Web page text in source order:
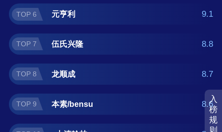
入
榜
规
TOP 6 元亨利 9.1
TOP 7 伍氏兴隆 8.8
TOP 8 龙顺成 8.7
TOP 9 本素/bensu 8.6